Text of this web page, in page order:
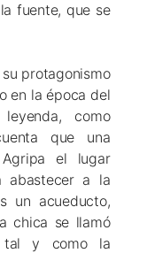
fuente, que se
protagonismo
en la época del
como
que una
el lugar
abastecer a la
un acueducto,
chica se llamó
tal y como la